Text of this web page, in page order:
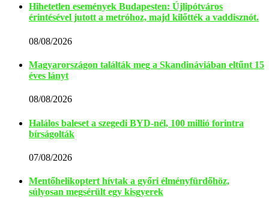
Hihetetlen események Budapesten: Újlipótváros
érintésével jutott a metróhoz, majd kilőtték a vaddisznót.
08/08/2026
Magyarországon találták meg a Skandináviában eltűnt 15
éves lányt
08/08/2026
Halálos baleset a szegedi BYD-nél, 100 millió forintra
bírságolták
07/08/2026
Mentőhelikoptert hívtak a győri élményfürdőhöz,
súlyosan megsérült egy kisgyerek